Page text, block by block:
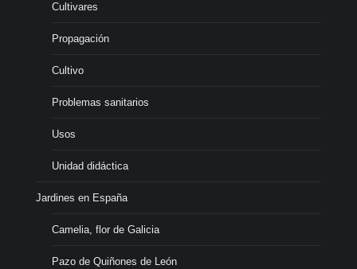
Cultivares
Propagación
Cultivo
Problemas sanitarios
Usos
Unidad didáctica
Jardines en España
Camelia, flor de Galicia
Pazo de Quiñones de León